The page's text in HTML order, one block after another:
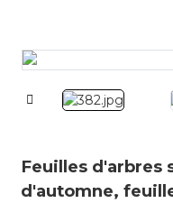
Feuilles d'arbres
d'automne,